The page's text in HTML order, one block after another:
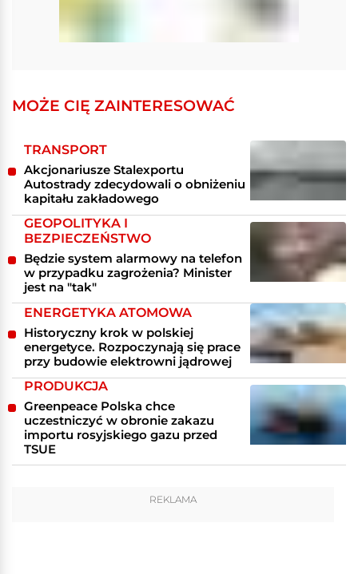
MOŻE CIĘ ZAINTERESOWAĆ
TRANSPORT
Akcjonariusze Stalexportu
Autostrady zdecydowali o obniżeniu
kapitału zakładowego
GEOPOLITYKA I
BEZPIECZEŃSTWO
Będzie system alarmowy na telefon
w przypadku zagrożenia? Minister
jest na "tak"
ENERGETYKA ATOMOWA
Historyczny krok w polskiej
energetyce. Rozpoczynają się prace
przy budowie elektrowni jądrowej
PRODUKCJA
Greenpeace Polska chce
uczestniczyć w obronie zakazu
importu rosyjskiego gazu przed
TSUE
REKLAMA